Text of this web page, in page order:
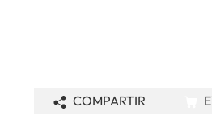
COMPARTIR